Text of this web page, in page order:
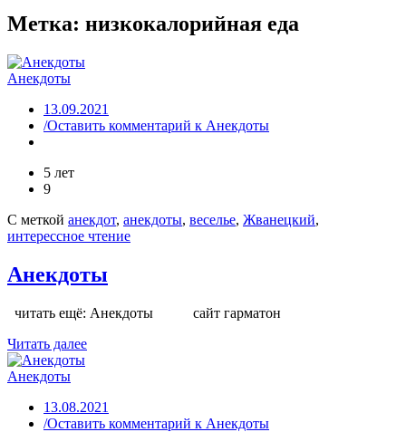
Метка: низкокалорийная еда
Анекдоты
13.09.2021
/Оставить комментарий к Анекдоты
5 лет
9
С меткой анекдот, анекдоты, веселье, Жванецкий,
интерессное чтение
Анекдоты
читать ещё: Анекдоты сайт гарматон
Читать далее
Анекдоты
13.08.2021
/Оставить комментарий к Анекдоты